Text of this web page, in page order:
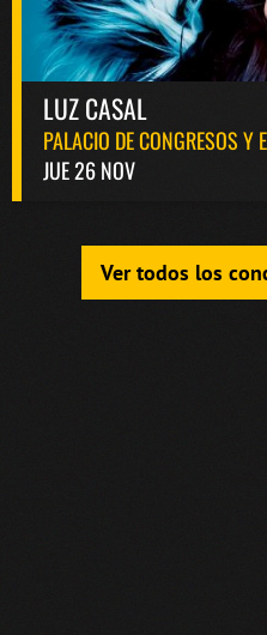
LUZ CASAL
PALACIO DE CONGRESOS Y
JUE 26 NOV
Ver todos los